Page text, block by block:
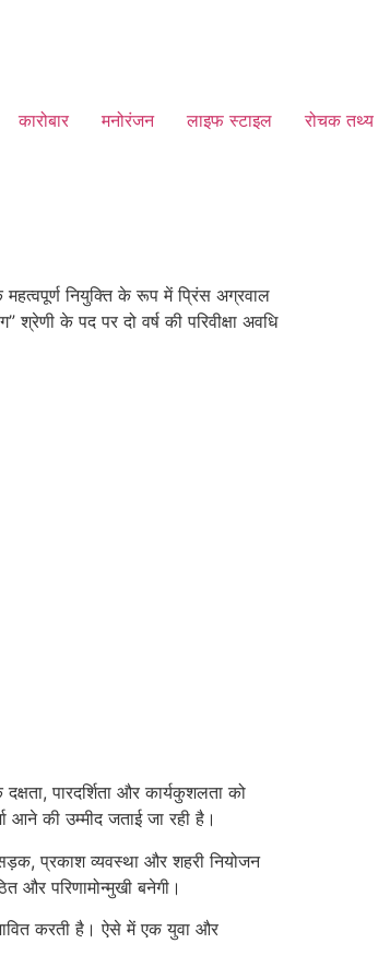
कारोबार मनोरंजन लाइफ स्टाइल रोचक तथ्य
नियुक्ति के रूप में प्रिंस अग्रवाल
के पद पर दो वर्ष की परिवीक्षा अवधि
पारदर्शिता और कार्यकुशलता को
आने की उम्मीद जताई जा रही है।
प्रकाश व्यवस्था और शहरी नियोजन
और परिणामोन्मुखी बनेगी।
करती है। ऐसे में एक युवा और